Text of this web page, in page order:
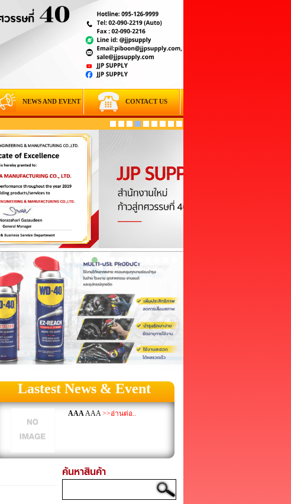
NEWS AND EVENT CONTACT US
Lastest News & Event
AAAAAA>>อ่านต่อ..
ค้นหาสินค้า